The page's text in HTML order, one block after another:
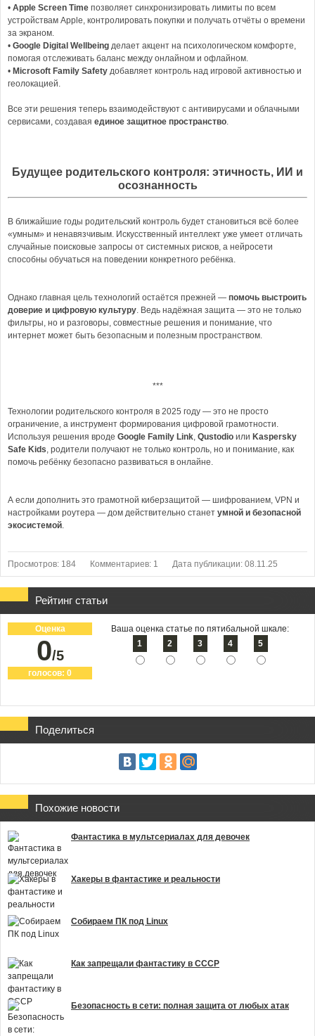
• Apple Screen Time позволяет синхронизировать лимиты по всем
устройствам Apple, контролировать покупки и получать отчёты о времени
за экраном.
• Google Digital Wellbeing делает акцент на психологическом комфорте,
помогая отслеживать баланс между онлайном и офлайном.
• Microsoft Family Safety добавляет контроль над игровой активностью и
геолокацией.
Все эти решения теперь взаимодействуют с антивирусами и облачными
сервисами, создавая единое защитное пространство.
Будущее родительского контроля: этичность, ИИ и
осознанность
В ближайшие годы родительский контроль будет становиться всё более
«умным» и ненавязчивым. Искусственный интеллект уже умеет отличать
случайные поисковые запросы от системных рисков, а нейросети
способны обучаться на поведении конкретного ребёнка.
Однако главная цель технологий остаётся прежней — помочь выстроить
доверие и цифровую культуру. Ведь надёжная защита — это не только
фильтры, но и разговоры, совместные решения и понимание, что
интернет может быть безопасным и полезным пространством.
***
Технологии родительского контроля в 2025 году — это не просто
ограничение, а инструмент формирования цифровой грамотности.
Используя решения вроде Google Family Link, Qustodio или Kaspersky
Safe Kids, родители получают не только контроль, но и понимание, как
помочь ребёнку безопасно развиваться в онлайне.
А если дополнить это грамотной киберзащитой — шифрованием, VPN и
настройками роутера — дом действительно станет умной и безопасной
экосистемой.
Просмотров: 184 Комментариев: 1 Дата публикации: 08.11.25
Рейтинг статьи
Оценка
0/5
голосов: 0
Ваша оценка статье по пятибальной шкале:
1
2 3 4 5
Поделиться
Похожие новости
Фантастика в мультсериалах для девочек
Хакеры в фантастике и реальности
Собираем ПК под Linux
Как запрещали фантастику в СССР
Безопасность в сети: полная защита от любых атак